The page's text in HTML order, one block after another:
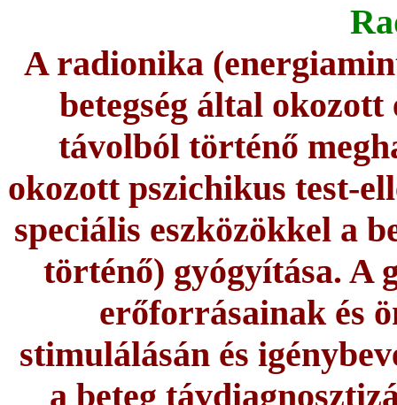
A radionika
betegség által
távolból történő
okozott pszichikus test-
speciális eszközökkel a
történő) gyógyítása. A
erőforrásainak és
stimulálásán és
a beteg